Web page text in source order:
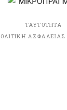
ΤΑΥΤΟΤΗΤΑ